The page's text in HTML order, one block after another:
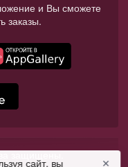
и Вы сможете
заказы.
защищены.
сайт, вы ✕